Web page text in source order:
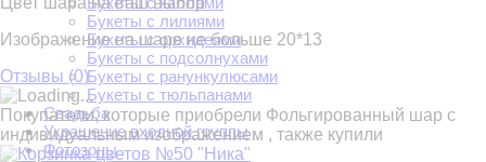
Букеты с лилиями
Букеты с орхидеями
Букеты с подсолнухами
Букеты с ранункулюсами
Букеты с тюльпанами
Свадьба
Украшение входной группы
Фотозоны
Изображение на шаре не больше 20*13
Отзывы (0)
Покупатели, которые приобрели Фольгированный шар с
индивидуальным изображением , также купили